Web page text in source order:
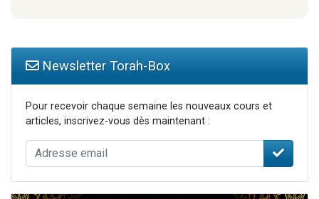
Newsletter Torah-Box
Pour recevoir chaque semaine les nouveaux cours et
articles, inscrivez-vous dès maintenant :